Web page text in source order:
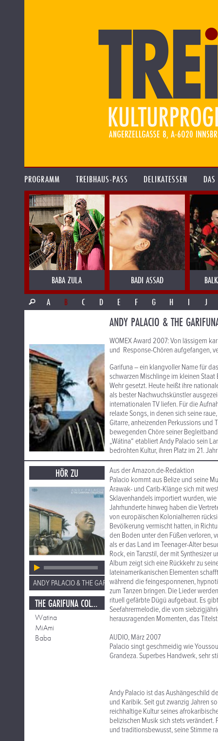
PROGRAMM TREIBHAUS-PASS DELIKATESSEN
BABA ZULA BADI ASSAD
A
B C D E F G H I J
ANDY PALACIO & THE
WOMEX Award 2007: Von lässigem
und Response-Chören aufgefangen,
Garifuna – ein klangvoller Name für
schwarzen Mischlinge im kleinen
Wehr gesetzt. Heute heißt ihre
als bester Nachwuchskünstler
internationalen TV liefen. Für die
relaxte Songs, in denen sich seine
Gitarre, anheizenden Perkussions
bewegenden Chöre seiner
„Wátina“ etabliert Andy Palacio sein
bedrohten Kultur, ihren Platz im 21.
HÖR ZU
ANDY PALACIO & THE GARIFUNA COLLECTIVE
THE GARIFUNA COLLECTIVE
Watina
MiAmi
Baba
Aus der Amazon.de-Redaktion
Palacio kommt aus Belize und seine
Arawak- und Carib-Klänge sich mit
Sklavenhandels importiert wurden,
Jahrhunderte hinweg haben die
von europäischen Kolonialherren
Bevölkerung vermischt hatten, in
den Boden unter den Füßen verloren,
als er das Land im Teenager-Alter
Rock, ein Tanzstil, der mit
Album zeigt sich eine Rückkehr zu
lateinamerikanischen Elementen
während die feingesponnenen,
zum Tanzen bringen. Die Lieder
rituell gefärbte Dügü aufgebaut. Es
Seefahrermelodie, die vom
herausragenden Momenten, das
AUDIO, März 2007
Palacio singt geschmeidig wie
Grandeza. Superbes Handwerk, sehr
Andy Palacio ist das Aushängeschild
und Karibik. Seit gut zwanzig Jahren
reichhaltige Kultur seines
belizischen Musik sich stets verändert.
und traditionsbewusst, seine Stimme